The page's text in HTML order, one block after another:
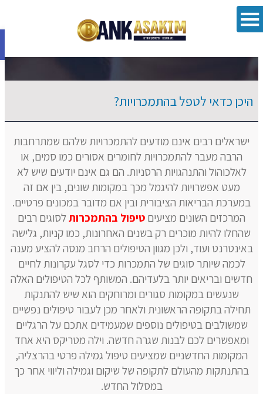
פתח
היכן כדאי לטפל בהתמכרויות?
ישראלים רבים אינם מודעים להתמכרויות שלהם שמתרחבות
הרבה מעבר להתמכרויות לחומרים אסורים כמו סמים, או
לאלכוהול והתנהגויות הרסניות. הם גם אינם יודעים שיש לא
מעט אפשרויות להיגמל מכך במקומות שונים, בין אם זה
במערכת הבריאות הציבורית ובין אם מדובר במכונים פרטיים.
המרכזים השונים מציעים טיפול בהתמכרותלסוגים רבים
שהחלו להיות מוכרים רק בשנים האחרונות, כמו קניות, גלישה
באינטרנט ועוד, ולכן מגוון הטיפולים הרחב מנסה להציע מענה
לכמה שיותר סוגים של התמכרות כדי לסגל עקרונות לחיים
חדשים ובריאים יותר בלעדיהם. המשותף לכל הטיפולים האלה
שנעשים במקומות סגורים ומרוחקים הוא שיש להתנקות
תחילה בתקופה הראשונית ולאחר מכן לעבור טיפולים נפשיים
שמשולבים בטיפולים נוספים שמעמידים אתכם על הרגליים
ומאפשרים לכם לבנות שגרה חדשה. וילה מטריקס היא אחד
המקומות החדשניים שמציעים טיפול גמילה פרטי בהרצליה,
בהתנתקות מהעולם לתקופה של שיקום וגמילה וליווי אחר כך
במסלול החדש.